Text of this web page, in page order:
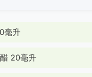
毫升
20毫升